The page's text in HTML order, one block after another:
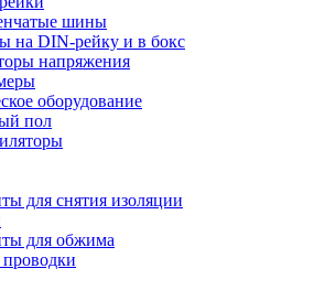
шины
на DIN-рейку и в бокс
напряжения
оборудование
пол
для снятия изоляции
для обжима